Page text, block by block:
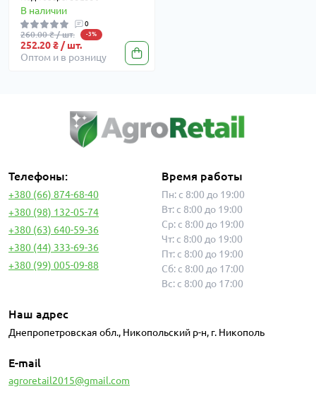
В наличии
0
260.00 ₴ / шт. -3%
252.20 ₴ / шт.
Оптом и в розницу
Телефоны:
+380 (66) 874-68-40
+380 (98) 132-05-74
+380 (63) 640-59-36
+380 (44) 333-69-36
+380 (99) 005-09-88
Время работы
Пн: с 8:00 до 19:00
Вт: с 8:00 до 19:00
Ср: с 8:00 до 19:00
Чт: с 8:00 до 19:00
Пт: с 8:00 до 19:00
Сб: с 8:00 до 17:00
Вс: с 8:00 до 17:00
Наш адрес
Днепропетровская обл., Никопольский р-н, г. Никополь
E-mail
agroretail2015@gmail.com